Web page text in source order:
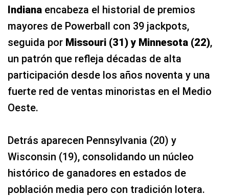
Indiana encabeza el historial de premios
mayores de Powerball con 39 jackpots,
seguida por Missouri (31) y Minnesota (22),
un patrón que refleja décadas de alta
participación desde los años noventa y una
fuerte red de ventas minoristas en el Medio
Oeste.
Detrás aparecen Pennsylvania (20) y
Wisconsin (19), consolidando un núcleo
histórico de ganadores en estados de
población media pero con tradición lotera.